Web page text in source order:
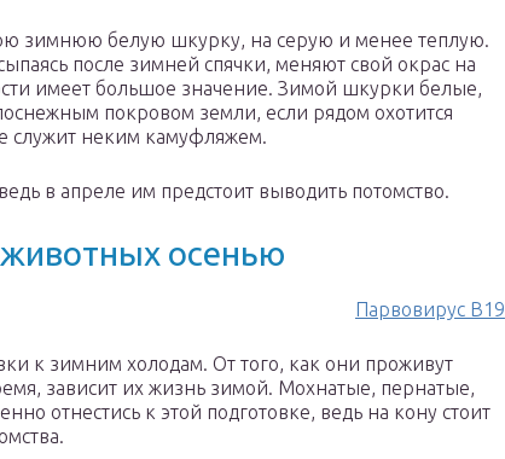
зимнюю белую шкурку, на серую и менее теплую.
после зимней спячки, меняют свой окрас на
имеет большое значение. Зимой шкурки белые,
покровом земли, если рядом охотится
служит неким камуфляжем.
в апреле им предстоит выводить потомство.
осенью
Парвовирус B19
к зимним холодам. От того, как они проживут
зависит их жизнь зимой. Мохнатые, пернатые,
отнестись к этой подготовке, ведь на кону стоит